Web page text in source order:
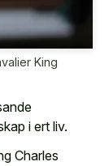
King
i ert liv.
Charles